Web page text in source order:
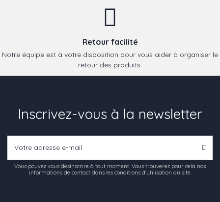
Retour facilité
Notre équipe est à votre disposition pour vous aider à organiser le
retour des produits.
Inscrivez-vous à la newsletter
Vous pouvez vous désinscrire à tout moment. Vous trouverez pour cela nos
informations de contact dans les conditions d'utilisation du site.